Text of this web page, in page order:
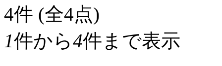
4件 (全4点)
1件から4件まで表示